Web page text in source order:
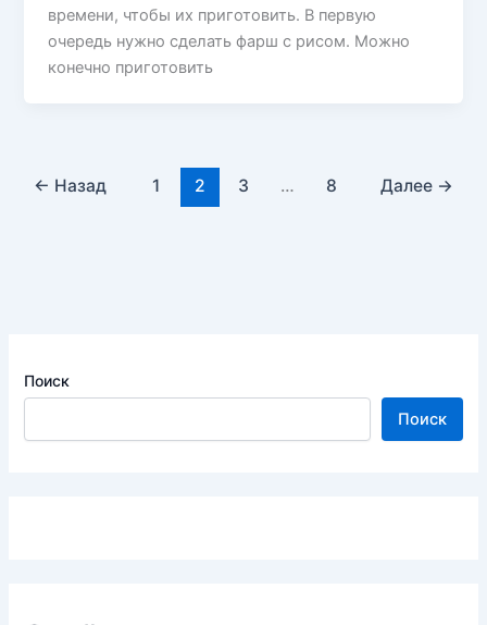
времени, чтобы их приготовить. В первую
очередь нужно сделать фарш с рисом. Можно
конечно приготовить
← Назад 1 2 3 … 8 Далее →
Поиск
Поиск